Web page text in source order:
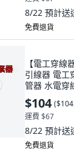
8/22 預計送
免費退貨
【電工穿線
引線器 電工
管器 水電穿
個, 新款彈
緊束器】
$104 (
運費 $67
8/22 預計送
免費退貨